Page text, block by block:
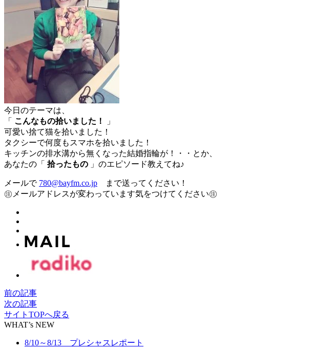
今日のテーマは、
「 こんなもの拾いました！
」
可愛い捨て猫を拾いました！
タクシーで何度もスマホを拾いました！
キッチンの排水溝から無くなった結婚指輪が！・・とか、
あなたの「 拾ったもの 」のエピソード教えてね♪
メールで 780@bayfm.co.jp まで送ってください！
㊟メールアドレスが変わっています気をつけてください㊟
前の記事
次の記事
サイトTOPへ戻る
WHAT’s NEW
8/10～8/13 プレシャスレポート